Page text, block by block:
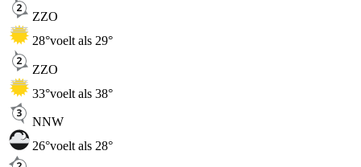
ZZO
28°voelt als 29°
ZZO
33°voelt als 38°
NNW
26°voelt als 28°